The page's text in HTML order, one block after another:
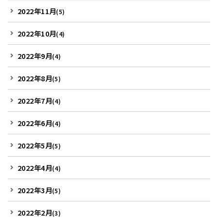
2022年11月(5)
2022年10月(4)
2022年9月(4)
2022年8月(5)
2022年7月(4)
2022年6月(4)
2022年5月(5)
2022年4月(4)
2022年3月(5)
2022年2月(3)